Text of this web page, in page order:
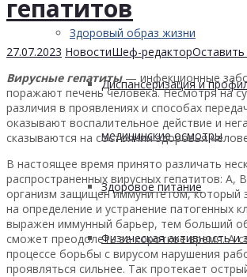
Здоровый образ жизни
Диспансеризация и
медицинские осмотры
Здоровое питание
Физическая активность и
гепатитов
27.07.2023 НовостиШеф-редактор
Вирусные гепатиты— инфекционные
поражают печень человека. Несмотря на
различия в проявлениях и способах
оказывают воспалительное действие и
сказываются на состоянии здоровья
В настоящее время принято различать
распространенных вирусных гепатитов: A,
организм защищен иммунитетом, который
на определение и устранение патогенных
выражен иммунный барьер, тем больший
сможет преодолеть за короткое время. А
процессе борьбы с вирусом нарушения
проявляться сильнее. Так протекает